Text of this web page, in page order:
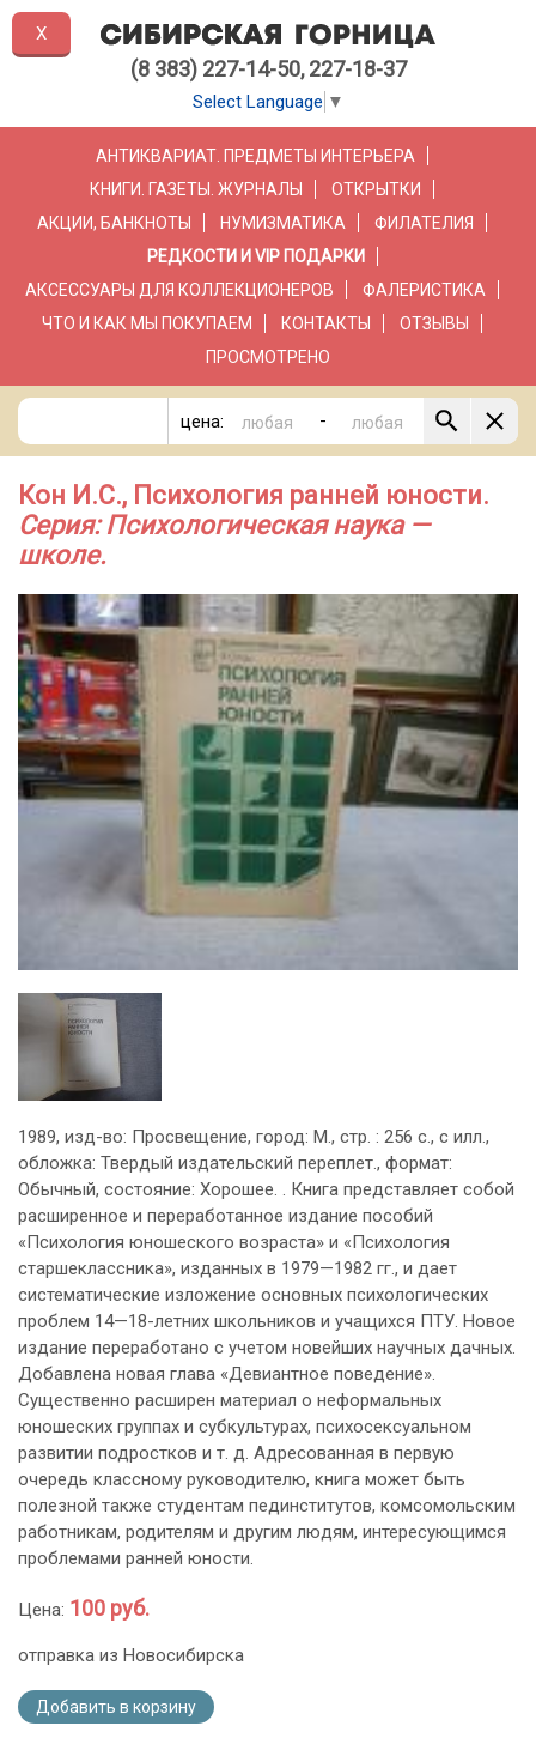
(8 383) 227-14-50, 227-18-37
Select Language ▼
АНТИКВАРИАТ. ПРЕДМЕТЫ ИНТЕРЬЕРА
КНИГИ. ГАЗЕТЫ. ЖУРНАЛЫ
ОТКРЫТКИ
АКЦИИ, БАНКНОТЫ
НУМИЗМАТИКА
ФИЛАТЕЛИЯ
РЕДКОСТИ И VIP ПОДАРКИ
АКСЕССУАРЫ ДЛЯ КОЛЛЕКЦИОНЕРОВ
ФАЛЕРИСТИКА
ЧТО И КАК МЫ ПОКУПАЕМ
КОНТАКТЫ
ОТЗЫВЫ
ПРОСМОТРЕНО
цена: -
Кон И.С., Психология ранней юности.
Серия: Психологическая наука —
школе.
1989, изд-во: Просвещение, город: М., стр. : 256 с., с илл.,
обложка: Твердый издательский переплет., формат:
Обычный, состояние: Хорошее. . Книга представляет собой
расширенное и переработанное издание пособий
«Психология юношеского возраста» и «Психология
старшеклассника», изданных в 1979—1982 гг., и дает
систематические изложение основных психологических
проблем 14—18-летних школьников и учащихся ПТУ. Новое
издание переработано с учетом новейших научных дачных.
Добавлена новая глава «Девиантное поведение».
Существенно расширен материал о неформальных
юношеских группах и субкультурах, психосексуальном
развитии подростков и т. д. Адресованная в первую
очередь классному руководителю, книга может быть
полезной также студентам пединститутов, комсомольским
работникам, родителям и другим людям, интересующимся
проблемами ранней юности.
Цена: 100 руб.
отправка из Новосибирска
Добавить в корзину
X